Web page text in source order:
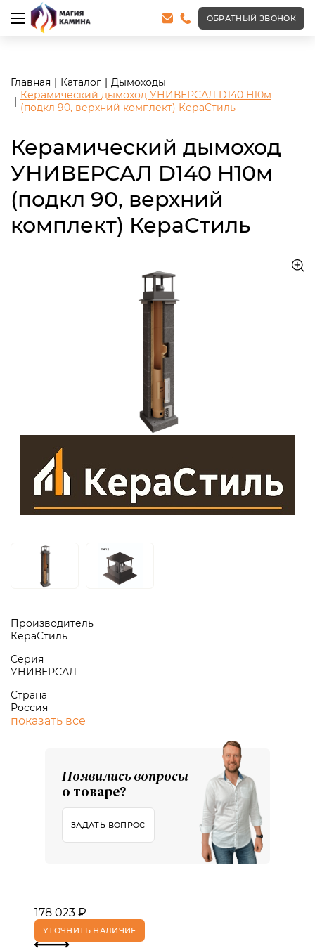
<meta name="robots" content="noindex, follow"/>
ОБРАТНЫЙ ЗВОНОК
Главная Каталог
Дымоходы
Керамический дымоход УНИВЕРСАЛ D140 H10м
(подкл 90, верхний комплект) КераСтиль
Керамический дымоход
УНИВЕРСАЛ D140 H10м
(подкл 90, верхний
комплект) КераСтиль
Производитель
КераСтиль
Серия
УНИВЕРСАЛ
Страна
Россия
показать все
Появились вопросы
о товаре?
ЗАДАТЬ ВОПРОС
178 023 ₽
УТОЧНИТЬ НАЛИЧИЕ